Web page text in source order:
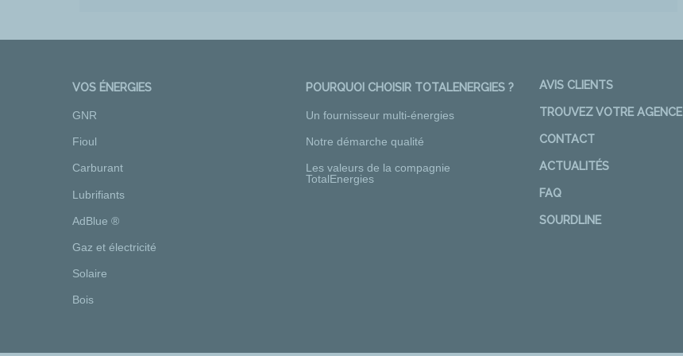
VOS ÉNERGIES
GNR
Fioul
Carburant
Lubrifiants
AdBlue ®
Gaz et électricité
Solaire
Bois
POURQUOI CHOISIR TOTALENERGIES ?
Un fournisseur multi-énergies
Notre démarche qualité
Les valeurs de la compagnie
TotalEnergies
AVIS CLIENTS
TROUVEZ VOTRE AGENCE
CONTACT
ACTUALITÉS
FAQ
SOURDLINE